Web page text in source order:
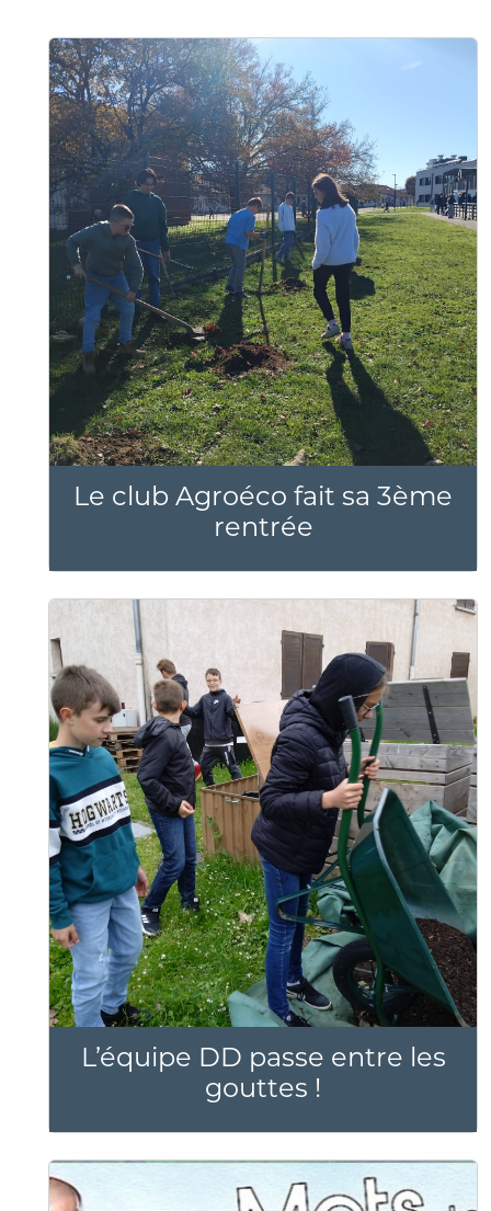
Le club Agroéco fait sa 3ème
rentrée
L’équipe DD passe entre les
gouttes !